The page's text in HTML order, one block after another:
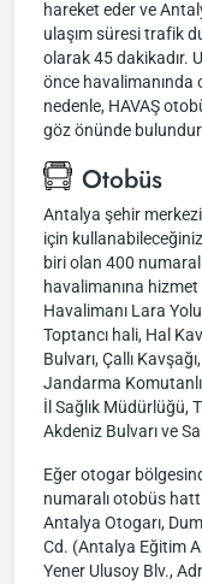
hareket eder ve
ulaşım süresi trafik
olarak 45 dakikadır.
önce havalimanında
nedenle, HAVAŞ
göz önünde
Otobüs
Antalya şehir
için
biri olan 400
havalimanına
Havalimanı Lara
Toptancı hali, Hal
Bulvarı, Çallı
Jandarma
İl Sağlık Müdürlüğü,
Akdeniz Bulvarı ve
Eğer otogar
numaralı otobüs
Antalya Otogarı,
Cd. (Antalya Eğitim
Yener Ulusoy Blv.,